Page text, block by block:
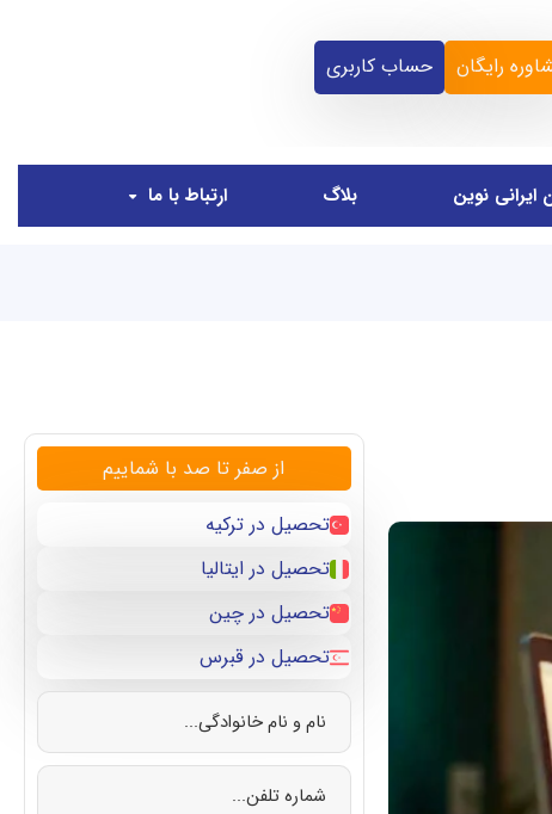
رایگان حساب کاربری
ایرانی نوین بلاگ ارتباط با ما
از صفر تا صد با شماییم
تحصیل در ترکیه
تحصیل در ایتالیا
تحصیل در چین
تحصیل در قبرس